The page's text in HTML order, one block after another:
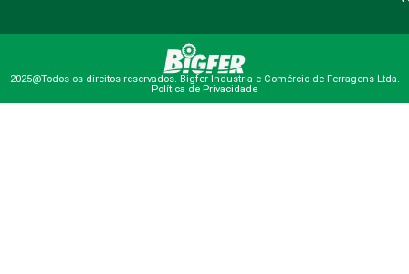
2025@Todos os direitos reservados. Bigfer Industria e Comércio de Ferragens Ltda.
Política de Privacidade